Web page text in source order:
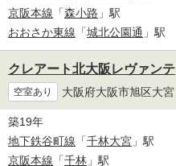
京阪本線 「森小路 」駅
おおさか東線 「城北公園通 」駅
クレアート北大阪レヴァンテ
空室あり 大阪府大阪市旭区大宮
築19年
地下鉄谷町線 「千林大宮 」駅
京阪本線 「千林 」駅